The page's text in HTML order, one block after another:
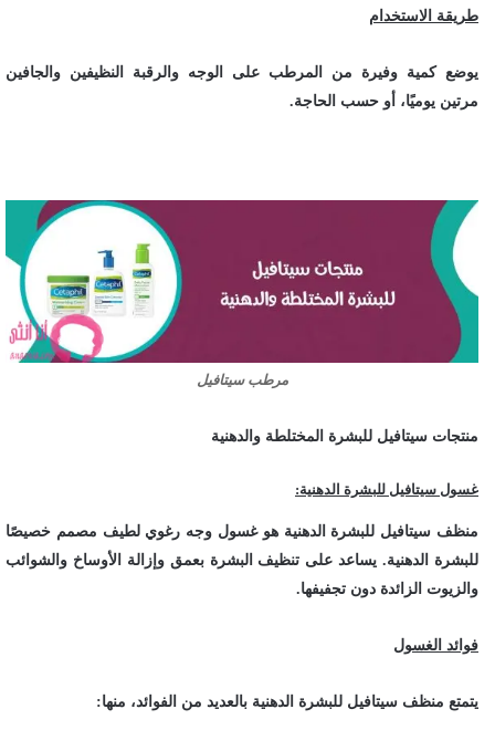
طريقة الاستخدام
يوضع كمية وفيرة من المرطب على الوجه والرقبة النظيفين والجافين
مرتين يوميًا، أو حسب الحاجة.
مرطب سيتافيل
منتجات سيتافيل للبشرة المختلطة والدهنية
غسول سيتافيل للبشرة الدهنية:
منظف سيتافيل للبشرة الدهنية هو غسول وجه رغوي لطيف مصمم خصيصًا
للبشرة الدهنية. يساعد على تنظيف البشرة بعمق وإزالة الأوساخ والشوائب
والزيوت الزائدة دون تجفيفها.
فوائد الغسول
يتمتع منظف سيتافيل للبشرة الدهنية بالعديد من الفوائد، منها: